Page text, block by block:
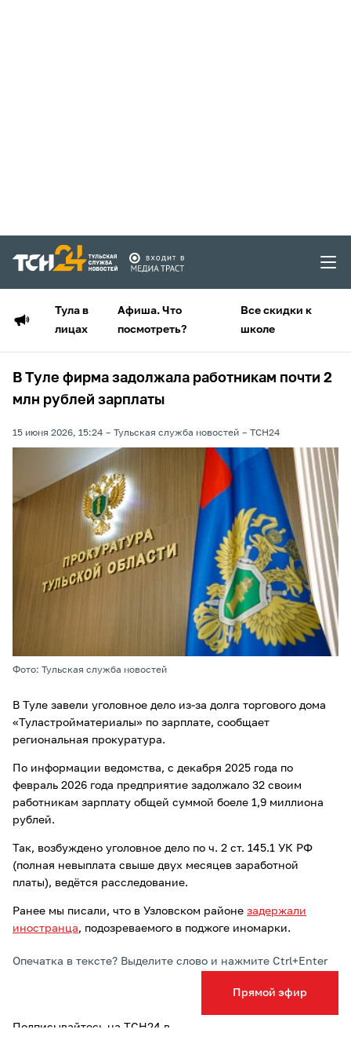
Тула в
лицах
Афиша. Что
посмотреть?
Все скидки к
школе
Прямой эфир
В Туле фирма задолжала работникам почти 2
млн рублей зарплаты
15 июня 2026, 15:24 Тульская служба новостей ТСН24
Фото: Тульская служба новостей
В Туле завели уголовное дело из-за долга торгового дома
«Туластройматериалы» по зарплате, сообщает
региональная прокуратура.
По информации ведомства, с декабря 2025 года по
февраль 2026 года предприятие задолжало 32 своим
работникам зарплату общей суммой боеле 1,9 миллиона
рублей.
Так, возбуждено уголовное дело по ч. 2 ст. 145.1 УК РФ
(полная невыплата свыше двух месяцев заработной
платы), ведётся расследование.
Ранее мы писали, что в Узловском районе задержали
иностранца, подозреваемого в поджоге иномарки.
Опечатка в тексте? Выделите слово и нажмите Ctrl+Enter
Подписывайтесь на ТСН24 в